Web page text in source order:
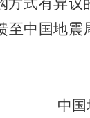
式有异议
中国地震
中